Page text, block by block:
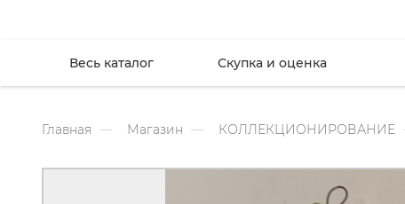
Весь каталог Скупка и оценка
Главная Магазин КОЛЛЕКЦИОНИРОВАНИЕ